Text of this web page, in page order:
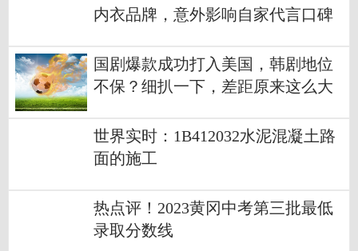
内衣品牌，意外影响自家代言口碑
国剧爆款成功打入美国，韩剧地位
不保？细扒一下，差距原来这么大
世界实时：1B412032水泥混凝土路
面的施工
热点评！2023黄冈中考第三批最低
录取分数线